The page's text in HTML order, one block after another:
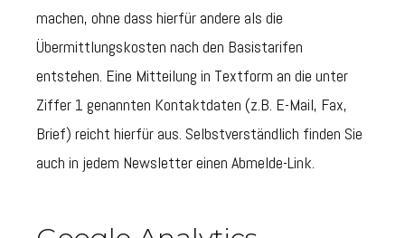
machen, ohne dass hierfür andere als die
Übermittlungskosten nach den Basistarifen
entstehen. Eine Mitteilung in Textform an die unter
Ziffer 1 genannten Kontaktdaten (z.B. E-Mail, Fax,
Brief) reicht hierfür aus. Selbstverständlich finden Sie
auch in jedem Newsletter einen Abmelde-Link.